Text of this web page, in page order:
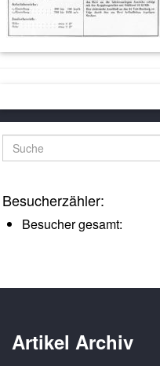
Suche
Besucherzähler:
Besucher gesamt:
Artikel Archiv